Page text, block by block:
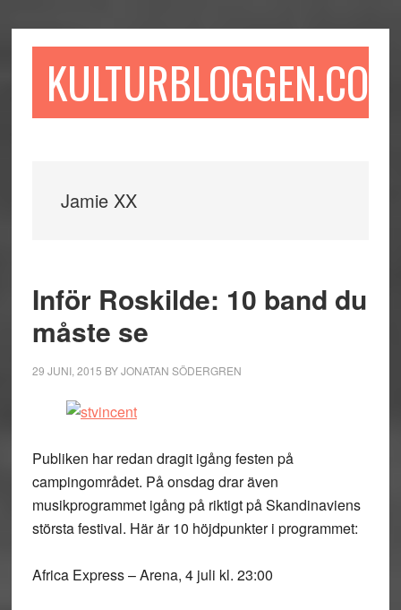
till
till
sidofältet
till
KULTURBLOGGEN.COM
Jamie XX
Inför Roskilde: 10 band du
måste se
29 JUNI, 2015 BYJONATAN SÖDERGREN
Publiken har redan dragit igång festen på
campingområdet. På onsdag drar även
musikprogrammet igång på riktigt på Skandinaviens
största festival. Här är 10 höjdpunkter i programmet:
Africa Express – Arena, 4 juli kl. 23:00